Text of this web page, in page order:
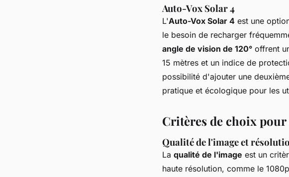
Auto-Vox Solar 4
L'Auto-Vox Solar 4 est une
le besoin de recharger
angle de vision de 120° offrent
15 mètres et un indice de
possibilité d'ajouter une
pratique et écologique pour les
Critères de choix
Qualité de l'image et
La qualité de l'image est un
haute résolution, comme le